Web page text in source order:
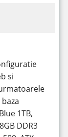
si
1TB,
DDR3